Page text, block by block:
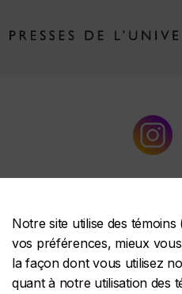
Notre site utilise des
vos préférences, mieux
la façon dont vous utilisez
quant à notre utilisation des
Les Presses de l'Université
À propos de nous